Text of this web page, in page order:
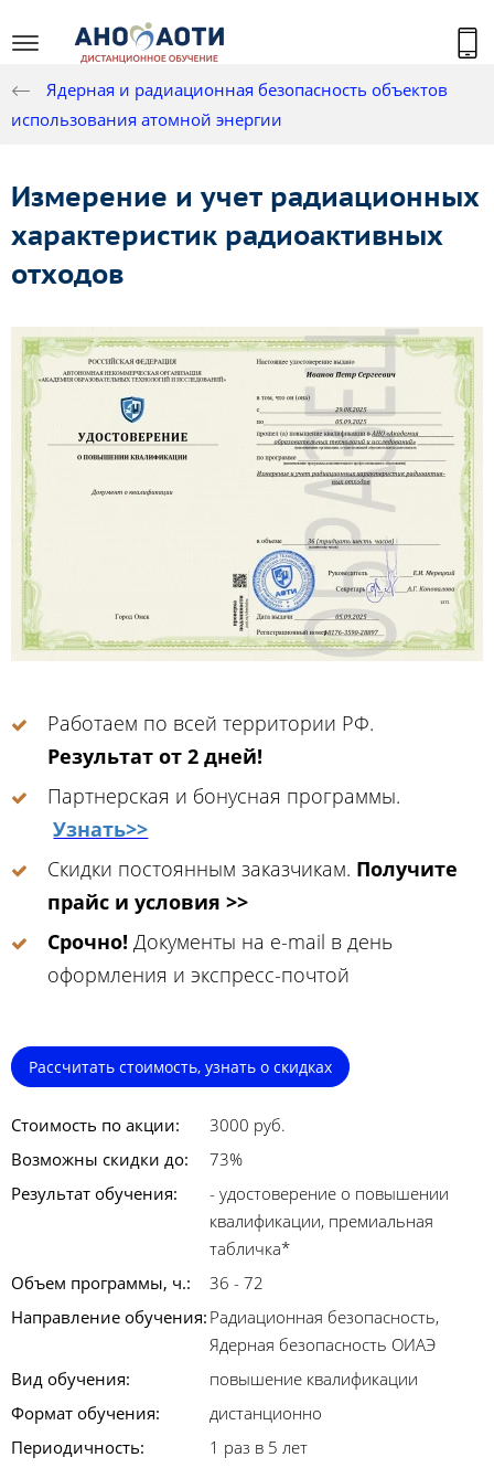
Ядерная и радиационная безопасность объектов
использования атомной энергии
Измерение и учет радиационных
характеристик радиоактивных
отходов
Работаем по всей территории РФ.
Результат от 2 дней!
Партнерская и бонусная программы.
Узнать>>
Скидки постоянным заказчикам. Получите
прайс и условия >>
Срочно! Документы на e-mail в день
оформления и экспресс-почтой
Рассчитать стоимость, узнать о скидках
Стоимость по акции:
3000 руб.
Возможны скидки до:
73%
Результат обучения:
- удостоверение о повышении
квалификации, премиальная
табличка*
Объем программы, ч.:
36 - 72
Направление обучения: Радиационная безопасность,
Ядерная безопасность ОИАЭ
Вид обучения:
повышение квалификации
Формат обучения:
дистанционно
Периодичность:
1 раз в 5 лет